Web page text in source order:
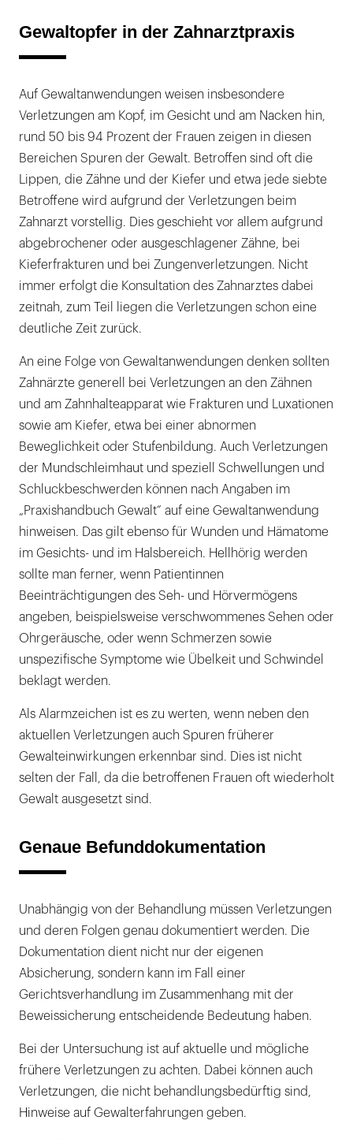
Gewaltopfer in der Zahnarztpraxis
Auf Gewaltanwendungen weisen insbesondere
Verletzungen am Kopf, im Gesicht und am Nacken hin,
rund 50 bis 94 Prozent der Frauen zeigen in diesen
Bereichen Spuren der Gewalt. Betroffen sind oft die
Lippen, die Zähne und der Kiefer und etwa jede siebte
Betroffene wird aufgrund der Verletzungen beim
Zahnarzt vorstellig. Dies geschieht vor allem aufgrund
abgebrochener oder ausgeschlagener Zähne, bei
Kieferfrakturen und bei Zungenverletzungen. Nicht
immer erfolgt die Konsultation des Zahnarztes dabei
zeitnah, zum Teil liegen die Verletzungen schon eine
deutliche Zeit zurück.
An eine Folge von Gewaltanwendungen denken sollten
Zahnärzte generell bei Verletzungen an den Zähnen
und am Zahnhalteapparat wie Frakturen und Luxationen
sowie am Kiefer, etwa bei einer abnormen
Beweglichkeit oder Stufenbildung. Auch Verletzungen
der Mundschleimhaut und speziell Schwellungen und
Schluckbeschwerden können nach Angaben im
„Praxishandbuch Gewalt“ auf eine Gewaltanwendung
hinweisen. Das gilt ebenso für Wunden und Hämatome
im Gesichts- und im Halsbereich. Hellhörig werden
sollte man ferner, wenn Patientinnen
Beeinträchtigungen des Seh- und Hörvermögens
angeben, beispielsweise verschwommenes Sehen oder
Ohrgeräusche, oder wenn Schmerzen sowie
unspezifische Symptome wie Übelkeit und Schwindel
beklagt werden.
Als Alarmzeichen ist es zu werten, wenn neben den
aktuellen Verletzungen auch Spuren früherer
Gewalteinwirkungen erkennbar sind. Dies ist nicht
selten der Fall, da die betroffenen Frauen oft wiederholt
Gewalt ausgesetzt sind.
Genaue Befunddokumentation
Unabhängig von der Behandlung müssen Verletzungen
und deren Folgen genau dokumentiert werden. Die
Dokumentation dient nicht nur der eigenen
Absicherung, sondern kann im Fall einer
Gerichtsverhandlung im Zusammenhang mit der
Beweissicherung entscheidende Bedeutung haben.
Bei der Untersuchung ist auf aktuelle und mögliche
frühere Verletzungen zu achten. Dabei können auch
Verletzungen, die nicht behandlungsbedürftig sind,
Hinweise auf Gewalterfahrungen geben.